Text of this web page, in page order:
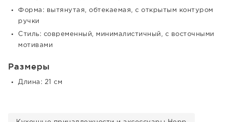
Форма: вытянутая, обтекаемая, с открытым контуром
ручки
Стиль: современный, минималистичный, с восточными
мотивами
Размеры
Длина: 21 см